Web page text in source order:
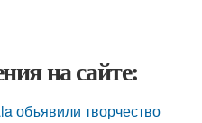
на сайте:
объявили творчество